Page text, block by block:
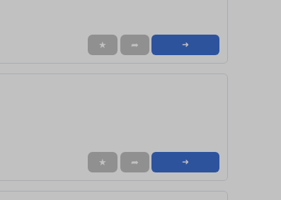
★ ➦ ➜
★ ➦ ➜